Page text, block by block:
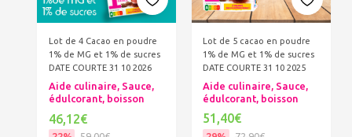
Lot de 4 Cacao en poudre
1% de MG et 1% de sucres
DATE COURTE 31 10 2026
Aide culinaire, Sauce,
édulcorant, boisson
46,12€
Lot de 5 cacao en poudre
1% de MG et 1% de sucres
DATE COURTE 31 10 2025
Aide culinaire, Sauce,
édulcorant, boisson
51,40€